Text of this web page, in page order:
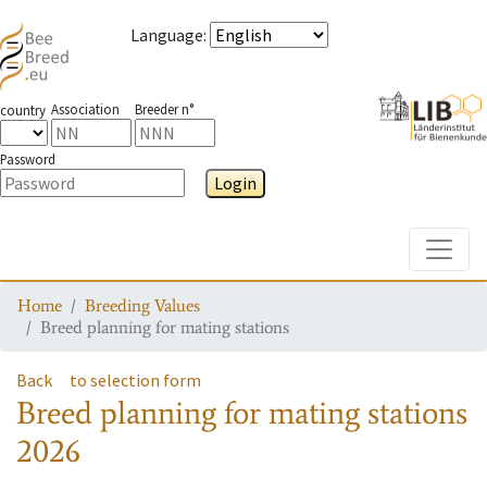
Language:
country Association Breeder n°
Password
Login
Home
Breeding Values
Breed planning for mating stations
Back to selection form
Breed planning for mating stations
2026